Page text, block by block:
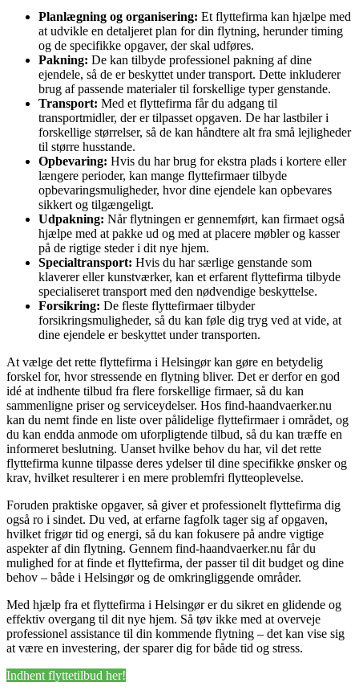
Planlægning og organisering: Et flyttefirma kan hjælpe med
at udvikle en detaljeret plan for din flytning, herunder timing
og de specifikke opgaver, der skal udføres.
Pakning: De kan tilbyde professionel pakning af dine
ejendele, så de er beskyttet under transport. Dette inkluderer
brug af passende materialer til forskellige typer genstande.
Transport: Med et flyttefirma får du adgang til
transportmidler, der er tilpasset opgaven. De har lastbiler i
forskellige størrelser, så de kan håndtere alt fra små lejligheder
til større husstande.
Opbevaring: Hvis du har brug for ekstra plads i kortere eller
længere perioder, kan mange flyttefirmaer tilbyde
opbevaringsmuligheder, hvor dine ejendele kan opbevares
sikkert og tilgængeligt.
Udpakning: Når flytningen er gennemført, kan firmaet også
hjælpe med at pakke ud og med at placere møbler og kasser
på de rigtige steder i dit nye hjem.
Specialtransport: Hvis du har særlige genstande som
klaverer eller kunstværker, kan et erfarent flyttefirma tilbyde
specialiseret transport med den nødvendige beskyttelse.
Forsikring: De fleste flyttefirmaer tilbyder
forsikringsmuligheder, så du kan føle dig tryg ved at vide, at
dine ejendele er beskyttet under transporten.
At vælge det rette flyttefirma i Helsingør kan gøre en betydelig
forskel for, hvor stressende en flytning bliver. Det er derfor en god
idé at indhente tilbud fra flere forskellige firmaer, så du kan
sammenligne priser og serviceydelser. Hos find-haandvaerker.nu
kan du nemt finde en liste over pålidelige flyttefirmaer i området, og
du kan endda anmode om uforpligtende tilbud, så du kan træffe en
informeret beslutning. Uanset hvilke behov du har, vil det rette
flyttefirma kunne tilpasse deres ydelser til dine specifikke ønsker og
krav, hvilket resulterer i en mere problemfri flytteoplevelse.
Foruden praktiske opgaver, så giver et professionelt flyttefirma dig
også ro i sindet. Du ved, at erfarne fagfolk tager sig af opgaven,
hvilket frigør tid og energi, så du kan fokusere på andre vigtige
aspekter af din flytning. Gennem find-haandvaerker.nu får du
mulighed for at finde et flyttefirma, der passer til dit budget og dine
behov – både i Helsingør og de omkringliggende områder.
Med hjælp fra et flyttefirma i Helsingør er du sikret en glidende og
effektiv overgang til dit nye hjem. Så tøv ikke med at overveje
professionel assistance til din kommende flytning – det kan vise sig
at være en investering, der sparer dig for både tid og stress.
Indhent flyttetilbud her!